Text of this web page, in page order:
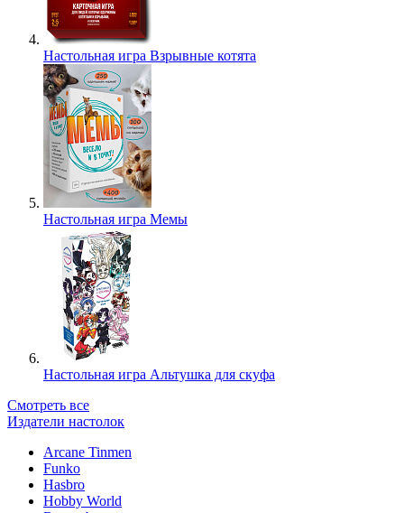
Настольная игра Взрывные котята
Настольная игра Мемы
Настольная игра Альтушка для скуфа
Смотреть все
Издатели настолок
Arcane Tinmen
Funko
Hasbro
Hobby World